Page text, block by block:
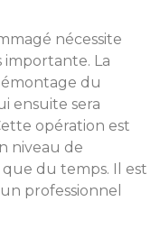
nécessite
La
du
ensuite sera
opération est
niveau de
du temps. Il est
professionnel